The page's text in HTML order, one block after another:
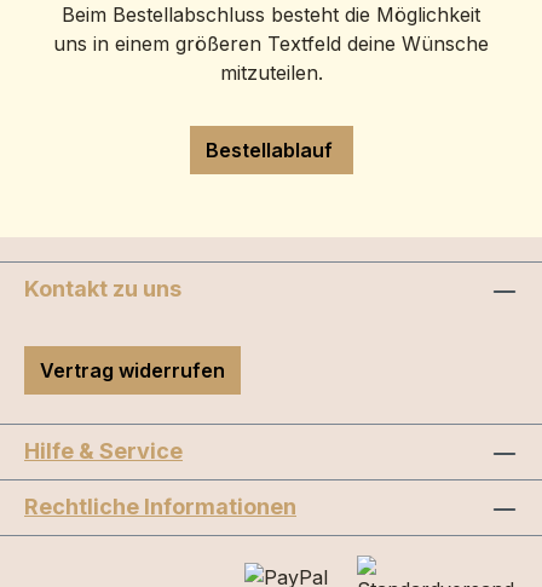
Beim Bestellabschluss besteht die Möglichkeit
uns in einem größeren Textfeld deine Wünsche
mitzuteilen.
Bestellablauf
Kontakt zu uns
Vertrag widerrufen
Hilfe & Service
Rechtliche Informationen